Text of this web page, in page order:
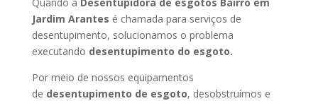
Jardim Arantes é chamada para serviços de
desentupimento, solucionamos o problema
executando desentupimento do esgoto.
Por meio de nossos equipamentos
de desentupimento de esgoto, desobstruímos e